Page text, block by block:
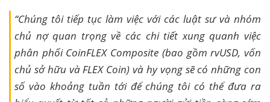
“Chúng tôi tiếp tục làm việc với các luật sư và nhóm
chủ nợ quan trọng về các chi tiết xung quanh việc
phân phối CoinFLEX Composite (bao gồm rvUSD, vốn
chủ sở hữu và FLEX Coin) và hy vọng sẽ có những con
số vào khoảng tuần tới để chúng tôi có thể đưa ra